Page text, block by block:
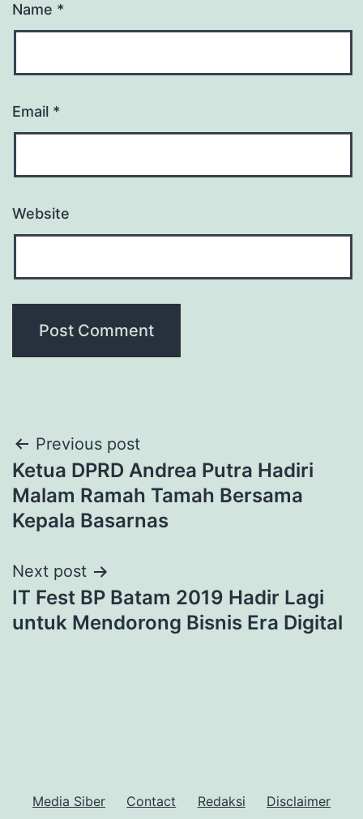
Name *
Email *
Website
Post
navigation
Previous post
Ketua DPRD Andrea Putra Hadiri
Malam Ramah Tamah Bersama
Kepala Basarnas
Next post
IT Fest BP Batam 2019 Hadir Lagi
untuk Mendorong Bisnis Era Digital
Media Siber Contact Redaksi Disclaimer